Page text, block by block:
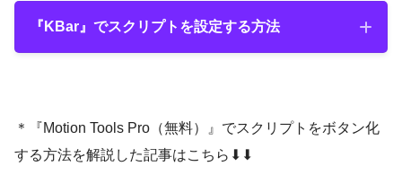
『KBar』でスクリプトを設定する方法
＊『Motion Tools Pro（無料）』でスクリプトをボタン化
する方法を解説した記事はこちら⬇︎⬇︎